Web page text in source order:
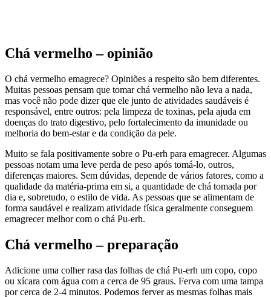
Chá vermelho – opinião
O chá vermelho emagrece? Opiniões a respeito são bem diferentes.
Muitas pessoas pensam que tomar chá vermelho não leva a nada,
mas você não pode dizer que ele junto de atividades saudáveis é
responsável, entre outros: pela limpeza de toxinas, pela ajuda em
doenças do trato digestivo, pelo fortalecimento da imunidade ou
melhoria do bem-estar e da condição da pele.
Muito se fala positivamente sobre o Pu-erh para emagrecer. Algumas
pessoas notam uma leve perda de peso após tomá-lo, outros,
diferenças maiores. Sem dúvidas, depende de vários fatores, como a
qualidade da matéria-prima em si, a quantidade de chá tomada por
dia e, sobretudo, o estilo de vida. As pessoas que se alimentam de
forma saudável e realizam atividade física geralmente conseguem
emagrecer melhor com o chá Pu-erh.
Chá vermelho – preparação
Adicione uma colher rasa das folhas de chá Pu-erh um copo, copo
ou xícara com água com a cerca de 95 graus. Ferva com uma tampa
por cerca de 2-4 minutos. Podemos ferver as mesmas folhas mais